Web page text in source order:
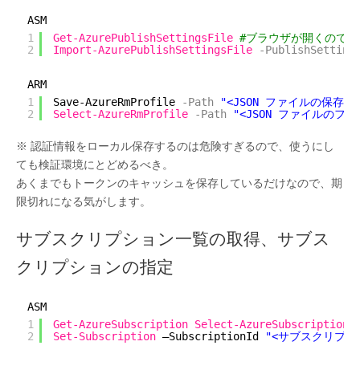
ASM
1
2
Get-AzurePublishSettingsFile #ブラウザが開くの
Import-AzurePublishSettingsFile
-
ARM
1
2
Save-AzureRmProfile -Path
"<JSON ファイルの保存先
Select-AzureRmProfile
-Path "<JSON ファイルのフ
※ 認証情報をローカル保存するのは危険すぎるので、使うにし
ても検証環境にとどめるべき。
あくまでもトークンのキャッシュを保存しているだけなので、期
限切れになる気がします。
サブスクリプション一覧の取得、サブス
クリプションの指定
ASM
1
2
Get-AzureSubscription Select-AzureSubscription
Set-Subscription –SubscriptionId "<サブスクリプ